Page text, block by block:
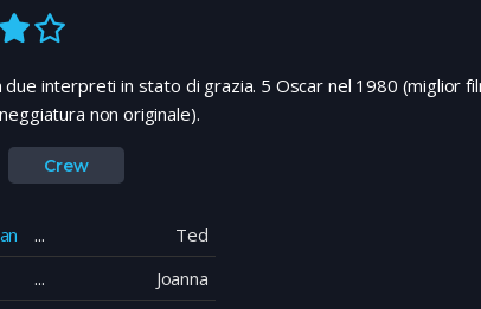
due interpreti in stato di grazia. 5 Oscar nel 1980 (miglior
non originale).
Crew
Ted
Joanna